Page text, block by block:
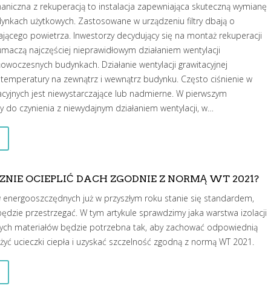
z rekuperacją to instalacja zapewniająca skuteczną wymianę
użytkowych. Zastosowane w urządzeniu filtry dbają o
powietrza. Inwestorzy decydujący się na montaż rekuperacji
najczęściej nieprawidłowym działaniem wentylacji
budynkach. Działanie wentylacji grawitacyjnej
na zewnątrz i wewnątrz budynku. Często ciśnienie w
jest niewystarczające lub nadmierne. W pierwszym
do czynienia z niewydajnym działaniem wentylacji, w…
OCIEPLIĆ DACH ZGODNIE Z NORMĄ WT 2021?
już w przyszłym roku stanie się standardem,
przestrzegać. W tym artykule sprawdzimy jaka warstwa izolacji
materiałów będzie potrzebna tak, aby zachować odpowiednią
ucieczki ciepła i uzyskać szczelność zgodną z normą WT 2021.